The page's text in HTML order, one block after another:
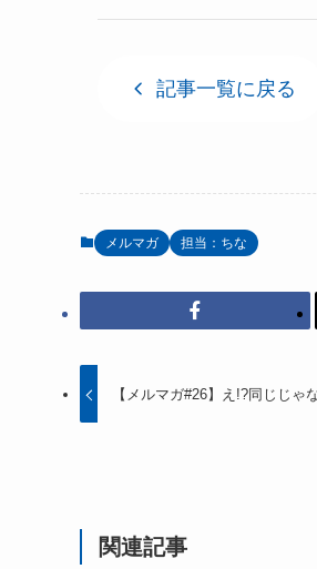
記事一覧に戻る
メルマガ 担当：ちな
【メルマガ#26】え!?同じじ
関連記事